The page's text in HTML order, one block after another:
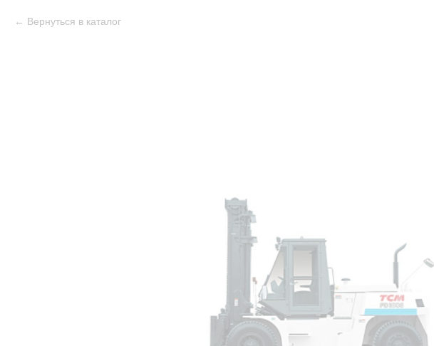
Вернуться в каталог